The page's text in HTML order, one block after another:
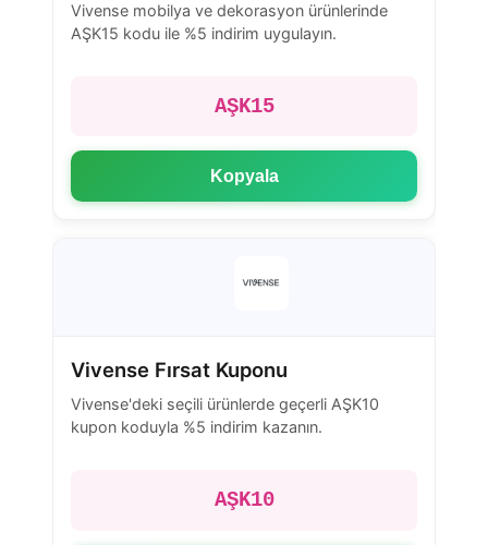
Vivense mobilya ve dekorasyon ürünlerinde
AŞK15 kodu ile %5 indirim uygulayın.
AŞK15
Kopyala
Vivense Fırsat Kuponu
Vivense'deki seçili ürünlerde geçerli AŞK10
kupon koduyla %5 indirim kazanın.
AŞK10